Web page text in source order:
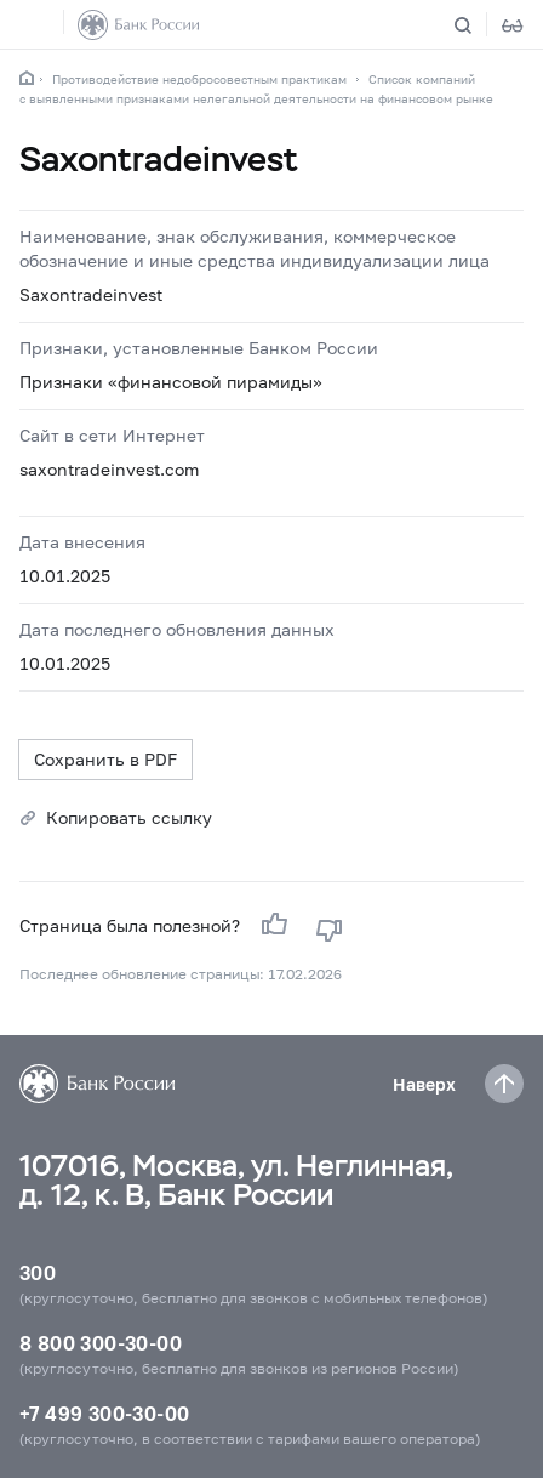
Противодействие недобросовестным практикам
Список компаний
с выявленными признаками нелегальной деятельности на финансовом рынке
Saxontradeinvest
Наименование, знак обслуживания, коммерческое
обозначение и иные средства индивидуализации лица
Saxontradeinvest
Признаки, установленные Банком России
Признаки «финансовой пирамиды»
Сайт в сети Интернет
saxontradeinvest.com
Дата внесения
10.01.2025
Дата последнего обновления данных
10.01.2025
Сохранить в PDF
Копировать ссылку
Страница была полезной?
Последнее обновление страницы: 17.02.2026
Наверх
107016, Москва, ул. Неглинная,
д. 12, к. В, Банк России
300
(круглосуточно, бесплатно для звонков с мобильных телефонов)
8 800 300-30-00
(круглосуточно, бесплатно для звонков из регионов России)
+7 499 300-30-00
(круглосуточно, в соответствии с тарифами вашего оператора)